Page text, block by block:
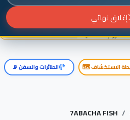
إغلاق نهائي
الاستكشاف 🗺️ الطائرات والسفن 📡
7ABACHA FISH